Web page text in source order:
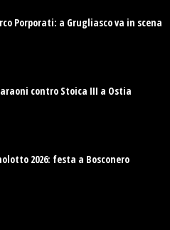
Porporati: a Grugliasco va in scena
contro Stoica III a Ostia
2026: festa a Bosconero